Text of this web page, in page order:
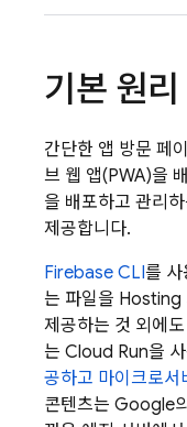
기본 원리
간단한 앱 방문 페
브 웹 앱(PWA)을
을 배포하고 관리
제공합니다.
Firebase CLI를 사
는 파일을 Hosting
제공하는 것 외에도
는 Cloud Run을
공하고 마이크로서
콘텐츠는 Google